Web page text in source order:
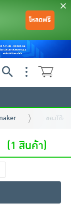
โหลดฟรี
ของใช้ส
(1 สินค้า)